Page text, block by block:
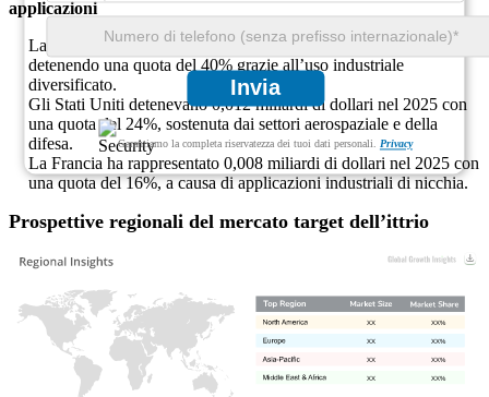
Invia
Garantiamo la completa riservatezza dei tuoi dati personali. Privacy
applicazioni
La Cina era in testa con 0,019 miliardi di dollari nel 2025,
detenendo una quota del 40% grazie all’uso industriale
diversificato.
Gli Stati Uniti detenevano 0,012 miliardi di dollari nel 2025 con
una quota del 24%, sostenuta dai settori aerospaziale e della
difesa.
La Francia ha rappresentato 0,008 miliardi di dollari nel 2025 con
una quota del 16%, a causa di applicazioni industriali di nicchia.
Prospettive regionali del mercato target dell’ittrio
XX%
XX
XX%
XX
XX%
XX
XX%
XX